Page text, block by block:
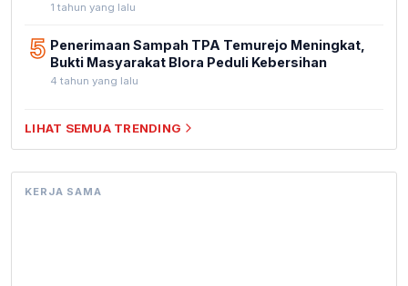
1 tahun yang lalu
5 Penerimaan Sampah TPA Temurejo Meningkat,
Bukti Masyarakat Blora Peduli Kebersihan
4 tahun yang lalu
LIHAT SEMUA TRENDING
KERJA SAMA